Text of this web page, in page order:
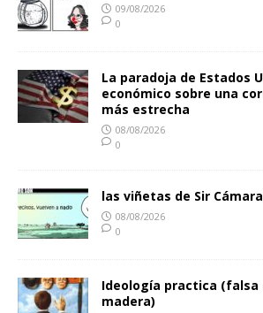
09/08/2026
0
La paradoja de Estados
económico sobre una
más estrecha
08/08/2026
0
las viñetas de Sir Cámara
08/08/2026
0
Ideología practica (falsa
madera)